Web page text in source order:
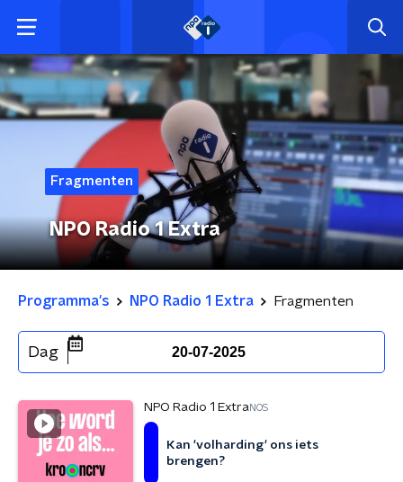
Fragmenten
NPO Radio 1 Extra
Programma's NPO Radio 1 Extra Fragmenten
Dag 20-07-2025
NPO Radio 1 ExtraNOS
Kan 'volharding' ons iets
brengen?